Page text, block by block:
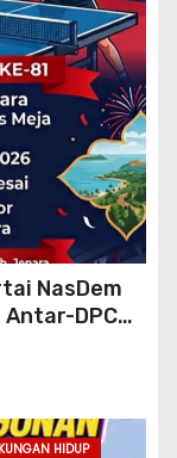
NasDem
Antar-DPC
HIDUP